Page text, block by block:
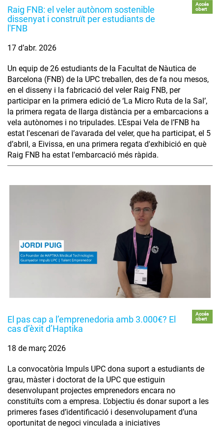
Raig FNB: el veler autònom sostenible
dissenyat i construït per estudiants de
l'FNB
Accés
obert
17 d’abr. 2026
Un equip de 26 estudiants de la Facultat de Nàutica de
Barcelona (FNB) de la UPC treballen, des de fa nou mesos,
en el disseny i la fabricació del veler Raig FNB, per
participar en la primera edició de ‘La Micro Ruta de la Sal’,
la primera regata de llarga distància per a embarcacions a
vela autònomes i no tripulades. L’Espai Vela de l’FNB ha
estat l'escenari de l’avarada del veler, que ha participat, el 5
d’abril, a Eivissa, en una primera regata d'exhibició en què
Raig FNB ha estat l'embarcació més ràpida.
El pas cap a l’emprenedoria amb 3.000€? El
cas d’èxit d’Haptika
Accés
obert
18 de març 2026
La convocatòria Impuls UPC dona suport a estudiants de
grau, màster i doctorat de la UPC que estiguin
desenvolupant projectes emprenedors encara no
constituïts com a empresa. L’objectiu és donar suport a les
primeres fases d’identificació i desenvolupament d’una
oportunitat de negoci vinculada a iniciatives